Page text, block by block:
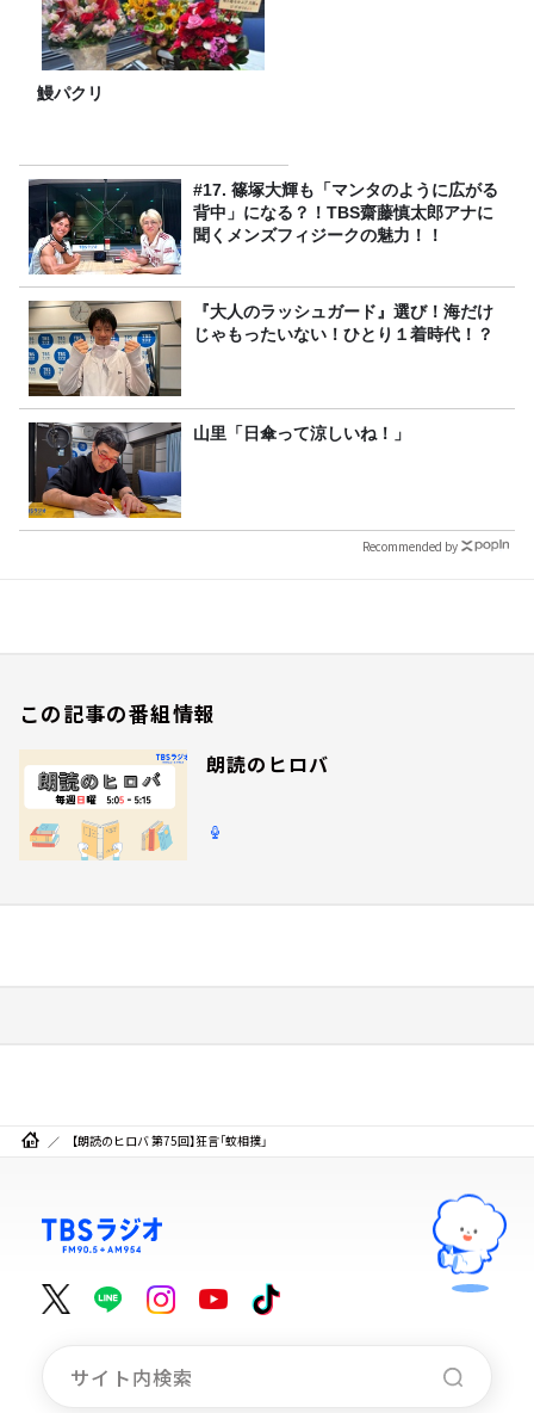
鰻パクリ
#17. 篠塚大輝も「マンタのように広がる
背中」になる？！TBS齋藤慎太郎アナに
聞くメンズフィジークの魅力！！
『大人のラッシュガード』選び！海だけ
じゃもったいない！ひとり１着時代！？
山里「日傘って涼しいね！」
Recommended by
この記事の番組情報
朗読のヒロバ
【朗読のヒロバ 第75回】狂言「蚊相撲」